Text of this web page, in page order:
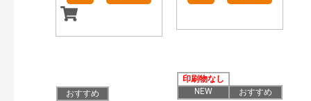
おすすめ
印刷物なし
NEW
おすすめ